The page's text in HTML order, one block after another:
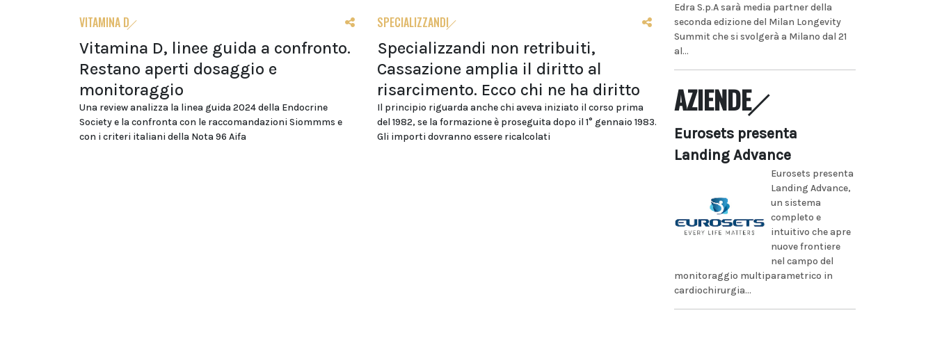
VITAMINA D
Vitamina D, linee guida a confronto.
Restano aperti dosaggio e
monitoraggio
Una review analizza la linea guida 2024 della Endocrine
Society e la confronta con le raccomandazioni Siommms e
con i criteri italiani della Nota 96 Aifa
SPECIALIZZANDI
Specializzandi non retribuiti,
Cassazione amplia il diritto al
risarcimento. Ecco chi ne ha diritto
Il principio riguarda anche chi aveva iniziato il corso prima
del 1982, se la formazione è proseguita dopo il 1° gennaio 1983.
Gli importi dovranno essere ricalcolati
Edra S.p.A sarà media partner della
seconda edizione del Milan Longevity
Summit che si svolgerà a Milano dal 21
al...
AZIENDE
Eurosets presenta
Landing Advance
Eurosets presenta
Landing Advance,
un sistema
completo e
intuitivo che apre
nuove frontiere
nel campo del
monitoraggio multiparametrico in
cardiochirurgia...